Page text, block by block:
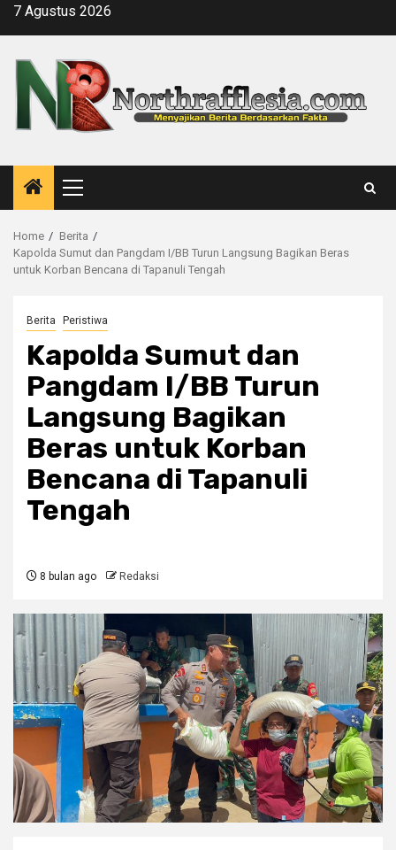
Skip7 Agustus 2026
Primary
Menu
Home
Berita
Kapolda Sumut dan Pangdam I/BB Turun Langsung Bagikan Beras
untuk Korban Bencana di Tapanuli Tengah
Berita Peristiwa
Kapolda Sumut dan
Pangdam I/BB Turun
Langsung Bagikan
Beras untuk Korban
Bencana di Tapanuli
Tengah
8 bulan ago Redaksi